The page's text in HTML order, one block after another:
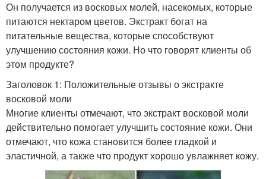
Он получается из восковых молей, насекомых, которые
питаются нектаром цветов. Экстракт богат на
питательные вещества, которые способствуют
улучшению состояния кожи. Но что говорят клиенты об
этом продукте?
Заголовок 1: Положительные отзывы о экстракте
восковой моли
Многие клиенты отмечают, что экстракт восковой моли
действительно помогает улучшить состояние кожи. Они
отмечают, что кожа становится более гладкой и
эластичной, а также что продукт хорошо увлажняет кожу.